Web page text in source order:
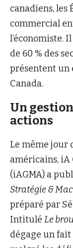
canadiens,
commercial
l’économiste.
de 60 % des
présentent un
Canada.
Un
actions
Le même jour
américains, iA
(iAGMA) a
Stratégie &
préparé par
Intitulé Le
dégage un